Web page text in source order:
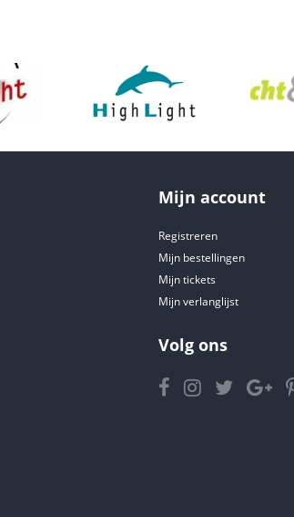
Mijn account
Registreren
Mijn bestellingen
Mijn tickets
Mijn verlanglijst
Volg ons